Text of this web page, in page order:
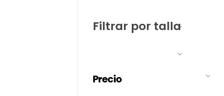
Filtrar por talla
Precio